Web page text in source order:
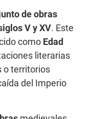
de obras
V y XV. Este
como Edad
literarias
o territorios
del Imperio